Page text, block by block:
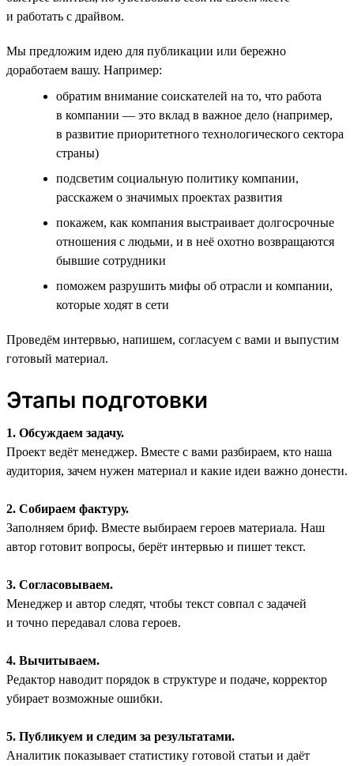
и работать с драйвом.
Мы предложим идею для публикации или бережно
доработаем вашу. Например:
обратим внимание соискателей на то, что работа
в компании — это вклад в важное дело (например,
в развитие приоритетного технологического сектора
страны)
подсветим социальную политику компании,
расскажем о значимых проектах развития
покажем, как компания выстраивает долгосрочные
отношения с людьми, и в неё охотно возвращаются
бывшие сотрудники
поможем разрушить мифы об отрасли и компании,
которые ходят в сети
Проведём интервью, напишем, согласуем с вами и выпустим
готовый материал.
Этапы подготовки
1. Обсуждаем задачу.
Проект ведёт менеджер. Вместе с вами разбираем, кто наша
аудитория, зачем нужен материал и какие идеи важно донести.
2. Собираем фактуру.
Заполняем бриф. Вместе выбираем героев материала. Наш
автор готовит вопросы, берёт интервью и пишет текст.
3. Согласовываем.
Менеджер и автор следят, чтобы текст совпал с задачей
и точно передавал слова героев.
4. Вычитываем.
Редактор наводит порядок в структуре и подаче, корректор
убирает возможные ошибки.
5. Публикуем и следим за результатами.
Аналитик показывает статистику готовой статьи и даёт